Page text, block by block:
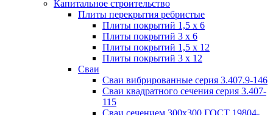
Капитальное строительство
Плиты перекрытия ребристые
Плиты покрытий 1,5 x 6
Плиты покрытий 3 x 6
Плиты покрытий 1,5 x 12
Плиты покрытий 3 x 12
Сваи
Сваи вибрированные серия 3.407.9-146
Сваи квадратного сечения серия 3.407-
115
Сваи сечением 300х300 ГОСТ 19804-